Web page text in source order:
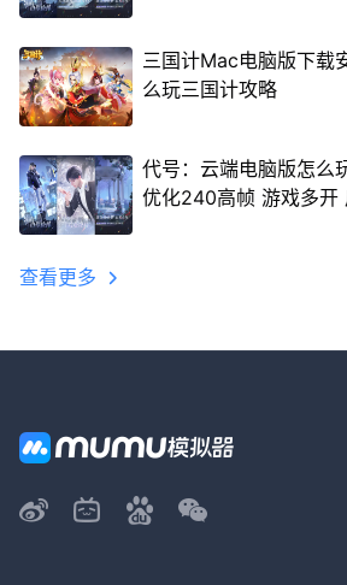
三国计Mac电脑版下载
么玩三国计攻略
代号：云端电脑版怎么
优化240高帧 游戏多开
查看更多